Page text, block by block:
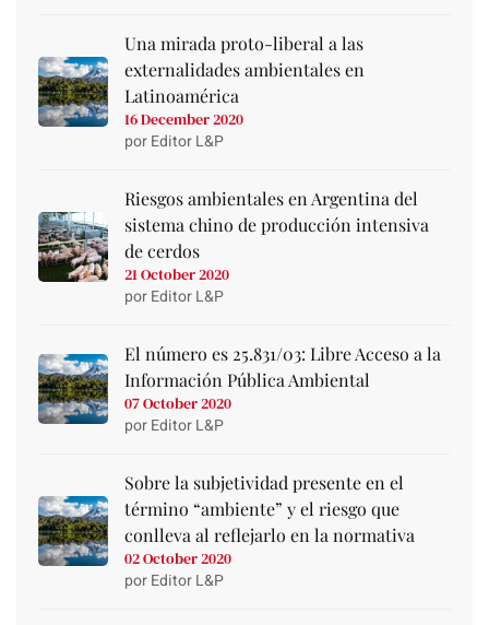
Una mirada proto-liberal a las
externalidades ambientales en
Latinoamérica
16 December 2020
por Editor L&P
Riesgos ambientales en Argentina del
sistema chino de producción intensiva
de cerdos
21 October 2020
por Editor L&P
El número es 25.831/03: Libre Acceso a la
Información Pública Ambiental
07 October 2020
por Editor L&P
Sobre la subjetividad presente en el
término “ambiente” y el riesgo que
conlleva al reflejarlo en la normativa
02 October 2020
por Editor L&P